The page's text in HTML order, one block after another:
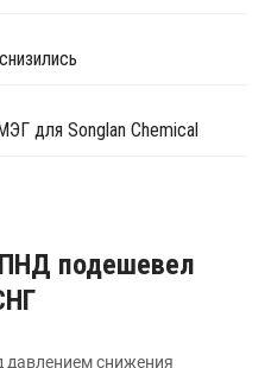
для Songlan Chemical
подешевел
давлением снижения